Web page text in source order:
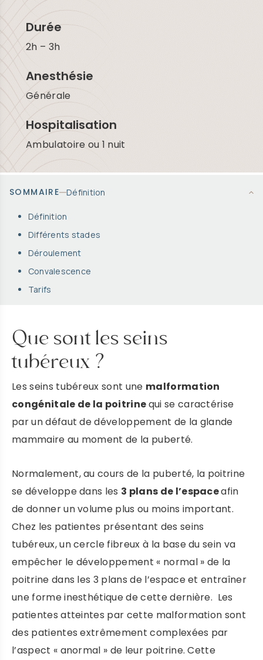
Durée
2h – 3h
Anesthésie
Générale
Hospitalisation
Ambulatoire ou 1 nuit
SOMMAIRE Définition
Définition
Différents stades
Déroulement
Convalescence
Tarifs
Que sont les seins
tubéreux ?
Les seins tubéreux sont une malformation
congénitale de la poitrinequi se caractérise
par un défaut de développement de la glande
mammaire au moment de la puberté.
Normalement, au cours de la puberté, la poitrine
se développe dans les 3 plans de l’espaceafin
de donner un volume plus ou moins important.
Chez les patientes présentant des seins
tubéreux, un cercle fibreux à la base du sein va
empêcher le développement « normal » de la
poitrine dans les 3 plans de l’espace et entraîner
une forme inesthétique de cette dernière. Les
patientes atteintes par cette malformation sont
des patientes extrêmement complexées par
l’aspect « anormal » de leur poitrine. Cette